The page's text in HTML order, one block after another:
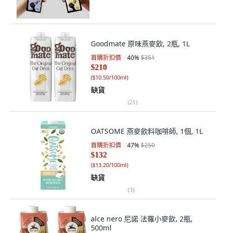
Goodmate 原味燕麥飲, 2瓶, 1L
首購折扣價 40%$351
$210
($10.50/100ml)
缺貨
(21)
OATSOME 燕麥飲料咖啡師, 1個, 1L
首購折扣價 47%$250
$132
($13.20/100ml)
缺貨
(3)
alce nero 尼諾 法羅小麥飲, 2瓶,
500ml